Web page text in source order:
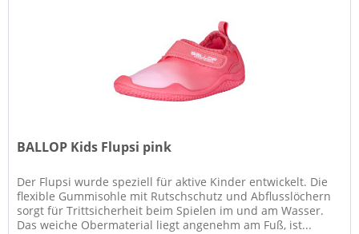
BALLOP Kids Flupsi pink
Der Flupsi wurde speziell für aktive Kinder entwickelt. Die
flexible Gummisohle mit Rutschschutz und Abflusslöchern
sorgt für Trittsicherheit beim Spielen im und am Wasser.
Das weiche Obermaterial liegt angenehm am Fuß, ist...